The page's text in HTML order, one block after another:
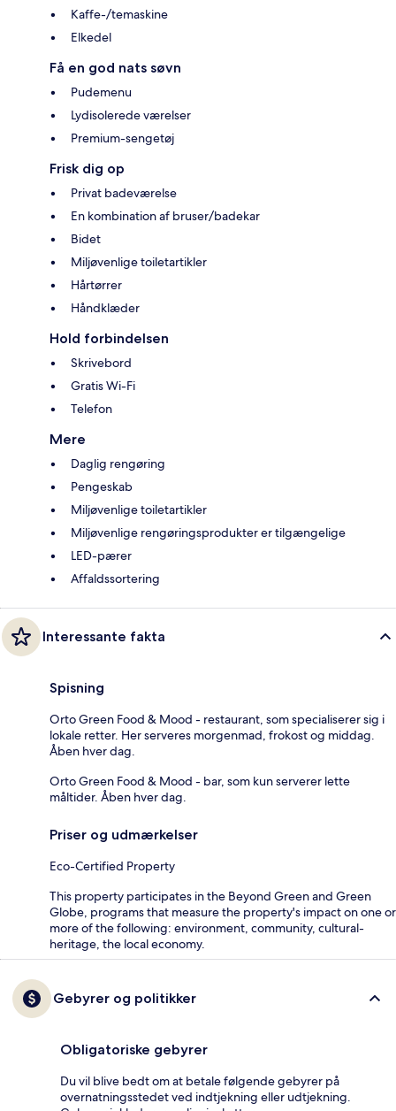
Kaffe-/temaskine
Elkedel
Få en god nats søvn
Pudemenu
Lydisolerede værelser
Premium-sengetøj
Frisk dig op
Privat badeværelse
En kombination af bruser/badekar
Bidet
Miljøvenlige toiletartikler
Hårtørrer
Håndklæder
Hold forbindelsen
Skrivebord
Gratis Wi-Fi
Telefon
Mere
Daglig rengøring
Pengeskab
Miljøvenlige toiletartikler
Miljøvenlige rengøringsprodukter er tilgængelige
LED-pærer
Affaldssortering
Interessante fakta
Spisning
Orto Green Food & Mood - restaurant, som specialiserer sig i
lokale retter. Her serveres morgenmad, frokost og middag.
Åben hver dag.
Orto Green Food & Mood - bar, som kun serverer lette
måltider. Åben hver dag.
Priser og udmærkelser
Eco-Certified Property
This property participates in the Beyond Green and Green
Globe, programs that measure the property's impact on one or
more of the following: environment, community, cultural-
heritage, the local economy.
Gebyrer og politikker
Obligatoriske gebyrer
Du vil blive bedt om at betale følgende gebyrer på
overnatningsstedet ved indtjekning eller udtjekning.